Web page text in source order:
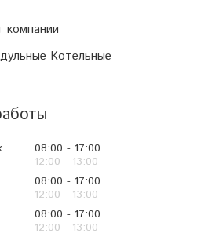
компании
Котельные
08:00
17:00
12:00
13:00
08:00
17:00
12:00
13:00
08:00
17:00
12:00
13:00